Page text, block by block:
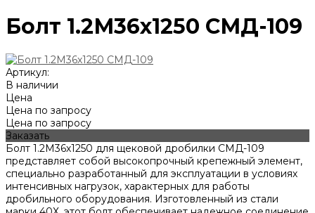
Болт 1.2М36х1250 СМД-109
Артикул:
В наличии
Цена
Цена по запросу
Цена по запросу
Заказать
Болт 1.2М36х1250 для щековой дробилки СМД-109
представляет собой высокопрочный крепежный элемент,
специально разработанный для эксплуатации в условиях
интенсивных нагрузок, характерных для работы
дробильного оборудования. Изготовленный из стали